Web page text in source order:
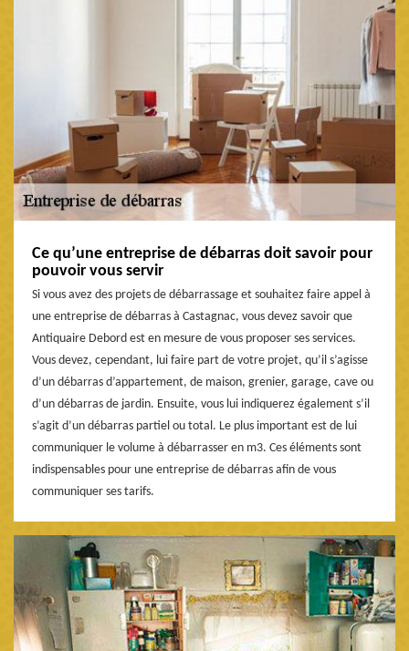
Ce qu’une entreprise de débarras doit savoir pour
pouvoir vous servir
Si vous avez des projets de débarrassage et souhaitez faire appel à
une entreprise de débarras à Castagnac, vous devez savoir que
Antiquaire Debord est en mesure de vous proposer ses services.
Vous devez, cependant, lui faire part de votre projet, qu’il s’agisse
d’un débarras d’appartement, de maison, grenier, garage, cave ou
d’un débarras de jardin. Ensuite, vous lui indiquerez également s’il
s’agit d’un débarras partiel ou total. Le plus important est de lui
communiquer le volume à débarrasser en m3. Ces éléments sont
indispensables pour une entreprise de débarras afin de vous
communiquer ses tarifs.